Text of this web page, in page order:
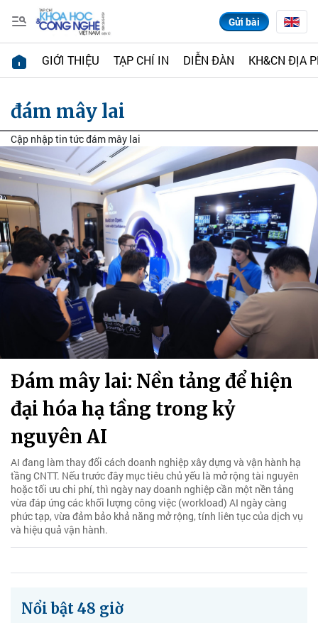
Gửi bài
GIỚI THIỆU TẠP CHÍ IN DIỄN ĐÀN KH&CN ĐỊA
đám mây lai
Cập nhập tin tức đám mây lai
Đám mây lai: Nền tảng để hiện
đại hóa hạ tầng trong kỷ
nguyên AI
AI đang làm thay đổi cách doanh nghiệp xây dựng và vận hành hạ
tầng CNTT. Nếu trước đây mục tiêu chủ yếu là mở rộng tài nguyên
hoặc tối ưu chi phí, thì ngày nay doanh nghiệp cần một nền tảng
vừa đáp ứng các khối lượng công việc (workload) AI ngày càng
phức tạp, vừa đảm bảo khả năng mở rộng, tính liên tục của dịch vụ
và hiệu quả vận hành.
Nổi bật 48 giờ